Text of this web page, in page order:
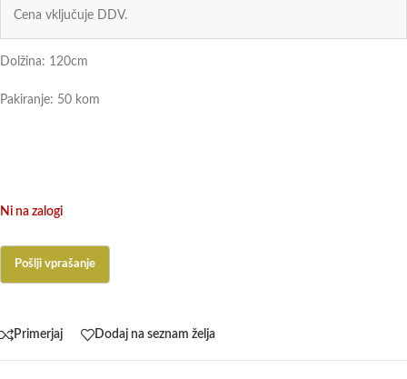
Cena vključuje DDV.
Dolžina: 120cm
Pakiranje: 50 kom
Ni na zalogi
Primerjaj Dodaj na seznam želja